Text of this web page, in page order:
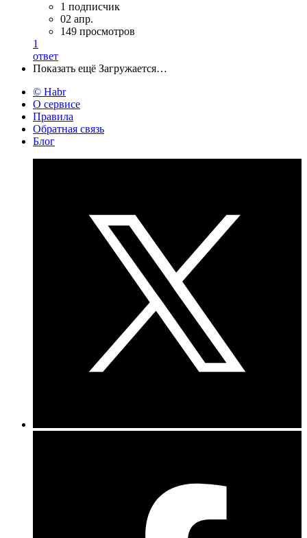
1 подписчик
02 апр.
149 просмотров
1
ответ
Показать ещё Загружается…
© Habr
О сервисе
Правила
Обратная связь
Блог